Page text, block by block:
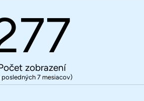
zobrazení
posledných 7 mesiacov)